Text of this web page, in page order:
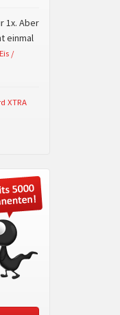
1x. Aber
einmal
/
XTRA